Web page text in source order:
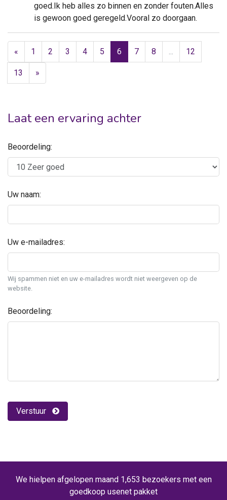
goed.Ik heb alles zo binnen en zonder fouten.Alles
is gewoon goed geregeld.Vooral zo doorgaan.
« 1 2 3 4 5 6 7 8 12
13 »
Laat een ervaring achter
Beoordeling:
Uw naam:
Uw e-mailadres:
Wij spammen niet en uw e-mailadres wordt niet weergeven op de
website.
Beoordeling:
Verstuur
We hielpen afgelopen maand 1,653 bezoekers met een
goedkoop usenet pakket